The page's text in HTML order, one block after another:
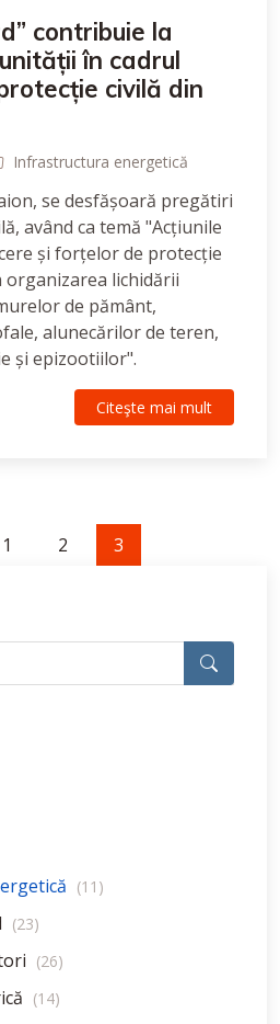
contribuie la
în cadrul
civilă din
Infrastructura energetică
se desfășoară pregătiri
având ca temă "Acțiunile
și forțelor de protecție
lichidării
de pământ,
alunecărilor de teren,
și epizootiilor".
Citeşte mai mult
1 2 3
(11)
(23)
(26)
(14)